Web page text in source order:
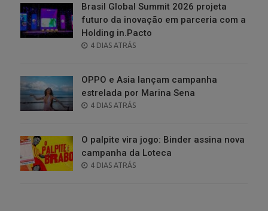
Brasil Global Summit 2026 projeta
futuro da inovação em parceria com a
Holding in.Pacto
POSTED
4 DIAS ATRÁS
OPPO e Asia lançam campanha
estrelada por Marina Sena
POSTED
4 DIAS ATRÁS
O palpite vira jogo: Binder assina nova
campanha da Loteca
POSTED
4 DIAS ATRÁS